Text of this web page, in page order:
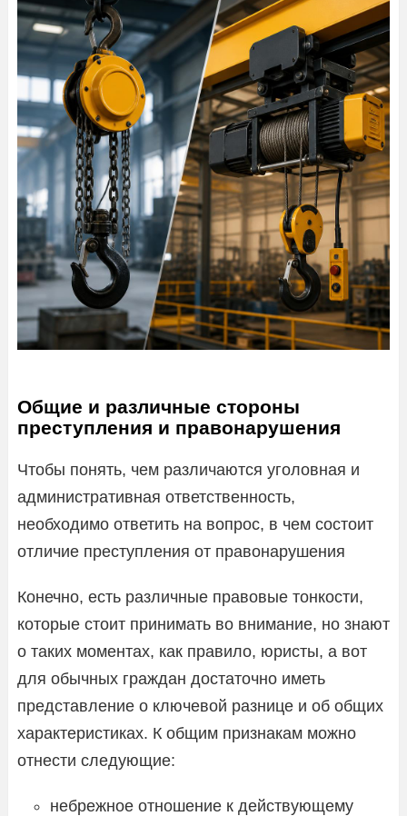
Общие и различные стороны
преступления и правонарушения
Чтобы понять, чем различаются уголовная и
административная ответственность,
необходимо ответить на вопрос, в чем состоит
отличие преступления от правонарушения
Конечно, есть различные правовые тонкости,
которые стоит принимать во внимание, но знают
о таких моментах, как правило, юристы, а вот
для обычных граждан достаточно иметь
представление о ключевой разнице и об общих
характеристиках. К общим признакам можно
отнести следующие:
небрежное отношение к действующему